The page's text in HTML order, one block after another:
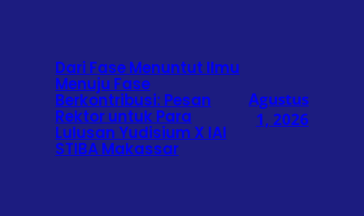
Dari Fase Menuntut Ilmu
Menuju Fase
Berkontribusi: Pesan
Rektor untuk Para
Lulusan Yudisium X IAI
STIBA Makassar
Agustus
1, 2026